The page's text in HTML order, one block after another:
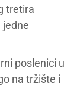
tretira
jedne
poslenici u
na tržište i